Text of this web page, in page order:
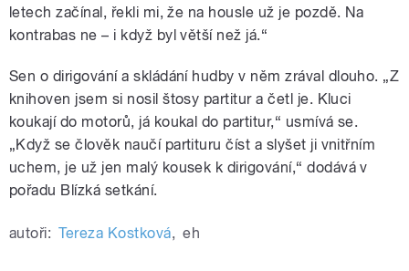
letech začínal, řekli mi, že na housle už je pozdě. Na
kontrabas ne – i když byl větší než já.“
Sen o dirigování a skládání hudby v něm zrával dlouho. „Z
knihoven jsem si nosil štosy partitur a četl je. Kluci
koukají do motorů, já koukal do partitur,“ usmívá se.
„Když se člověk naučí partituru číst a slyšet ji vnitřním
uchem, je už jen malý kousek k dirigování,“ dodává v
pořadu Blízká setkání.
autoři: Tereza Kostková, eh